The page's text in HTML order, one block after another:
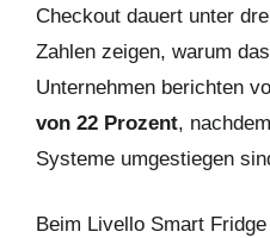
Checkout dauert unter
Zahlen zeigen, warum
Unternehmen berichten
von 22 Prozent,
Systeme umgestiegen
Beim Livello Smart